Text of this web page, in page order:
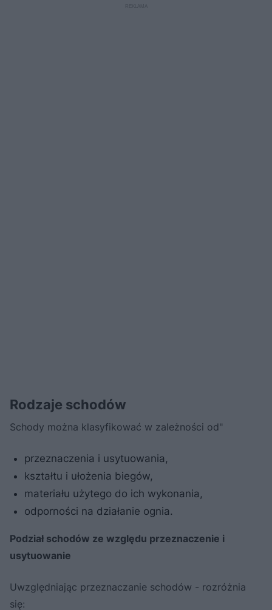
Rodzaje schodów
Schody można klasyfikować w zależności od"
przeznaczenia i usytuowania,
kształtu i ułożenia biegów,
materiału użytego do ich wykonania,
odporności na działanie ognia.
Podział schodów ze względu przeznaczenie i
usytuowanie
Uwzględniając przeznaczanie schodów - rozróżnia
się: